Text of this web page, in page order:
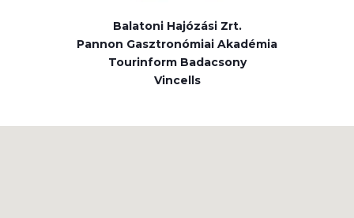
Balatoni Hajózási Zrt.
Pannon Gasztronómiai Akadémia
Tourinform Badacsony
Vincells